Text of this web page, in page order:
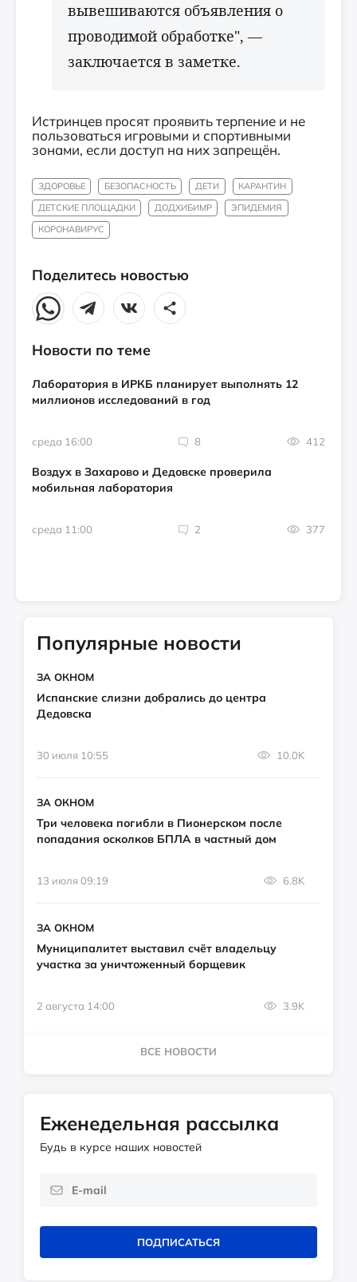
вывешиваются объявления о
проводимой обработке", —
заключается в заметке.
Истринцев просят проявить терпение и не
пользоваться игровыми и спортивными
зонами, если доступ на них запрещён.
ЗДОРОВЬЕ БЕЗОПАСНОСТЬ ДЕТИ
КАРАНТИН
ДЕТСКИЕ ПЛОЩАДКИ
ДОДХИБИМР
ЭПИДЕМИЯ
КОРОНАВИРУС
Поделитесь новостью
Новости по теме
Лаборатория в ИРКБ планирует выполнять 12
миллионов исследований в год
среда 16:00 8 412
Воздух в Захарово и Дедовске проверила
мобильная лаборатория
среда 11:00 2 377
Популярные новости
ЗА ОКНОМ
Испанские слизни добрались до центра
Дедовска
30 июля 10:55 10.0K
ЗА ОКНОМ
Три человека погибли в Пионерском после
попадания осколков БПЛА в частный дом
13 июля 09:19 6.8K
ЗА ОКНОМ
Муниципалитет выставил счёт владельцу
участка за уничтоженный борщевик
2 августа 14:00 3.9K
ВСЕ НОВОСТИ
Еженедельная рассылка
Будь в курсе наших новостей
ПОДПИСАТЬСЯ